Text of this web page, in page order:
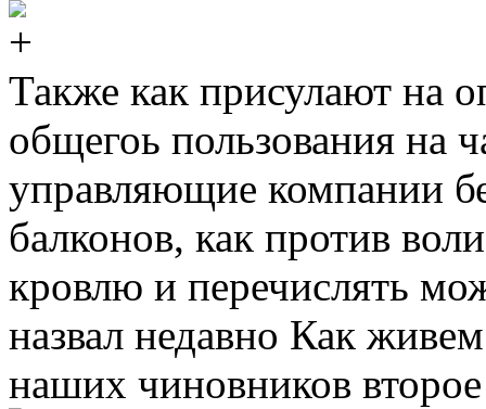
Также как присулают на
общегоь пользования на
управляющие компании
балконов, как против
кровлю и перечислять
назвал недавно Как
наших чиновников